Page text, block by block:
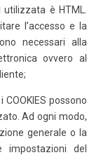
è HTML.
l’accesso e la
necessari alla
ovvero al
possono
Ad ogni modo,
generale o la
impostazioni del